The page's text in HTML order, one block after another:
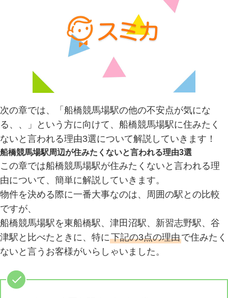
次の章では、「船橋競馬場駅の他の不安点が気にな
る、、」という方に向けて、船橋競馬場駅に住みたく
ないと言われる理由3選について解説していきます！
船橋競馬場駅周辺が住みたくないと言われる理由3選
この章では船橋競馬場駅が住みたくないと言われる理
由について、簡単に解説していきます。
物件を決める際に一番大事なのは、周囲の駅との比較
ですが、
船橋競馬場駅を東船橋駅、津田沼駅、新習志野駅、谷
津駅と比べたときに、特に 下記の3点の理由で住みたく
ないと言うお客様がいらしゃいました。